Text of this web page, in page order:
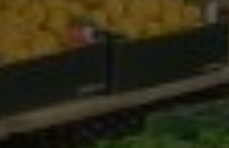
Besucher über Websites hinweg verfolgen.
Externe Medien
Wenn Cookies von externen Medien akzeptiert
werden, bedarf der Zugriff auf externe Inhalte
keiner manuellen Zustimmung mehr.
Google Maps